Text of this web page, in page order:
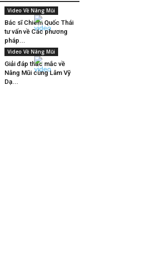
Video Về Nâng Mũi
Bác sĩ Chiêm Quốc Thái
tư vấn về Các phương
pháp...
Video Về Nâng Mũi
Giải đáp thắc mắc về
Nâng Mũi cùng Lâm Vỹ
Dạ...